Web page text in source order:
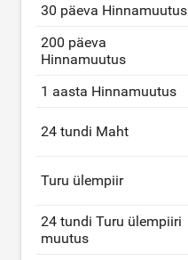
30 päeva Hinnamuutus
200 päeva
Hinnamuutus
1 aasta Hinnamuutus
24 tundi Maht
Turu ülempiir
24 tundi Turu ülempiiri
muutus